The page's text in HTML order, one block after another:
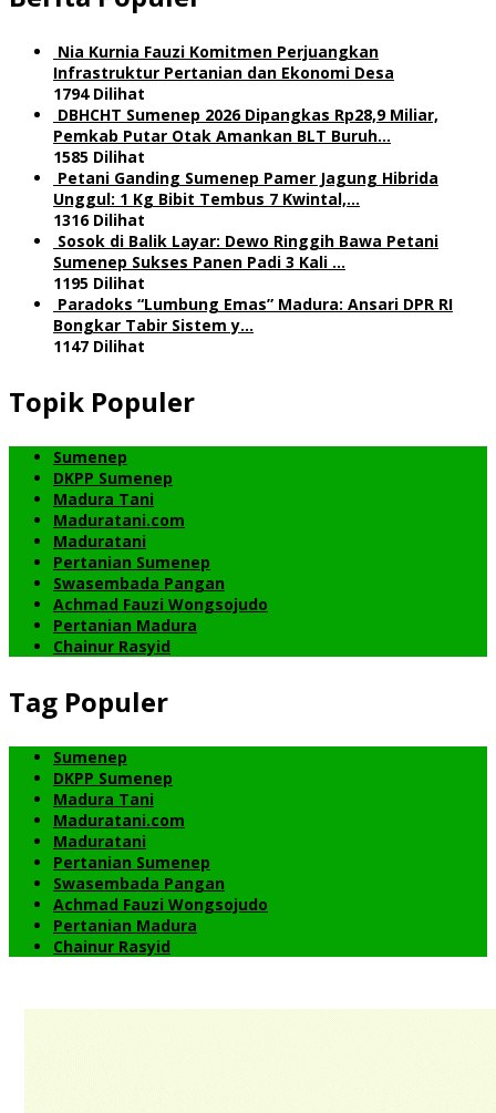
Nia Kurnia Fauzi Komitmen Perjuangkan
Infrastruktur Pertanian dan Ekonomi Desa
1794 Dilihat
DBHCHT Sumenep 2026 Dipangkas Rp28,9 Miliar,
Pemkab Putar Otak Amankan BLT Buruh…
1585 Dilihat
Petani Ganding Sumenep Pamer Jagung Hibrida
Unggul: 1 Kg Bibit Tembus 7 Kwintal,…
1316 Dilihat
Sosok di Balik Layar: Dewo Ringgih Bawa Petani
Sumenep Sukses Panen Padi 3 Kali …
1195 Dilihat
Paradoks “Lumbung Emas” Madura: Ansari DPR RI
Bongkar Tabir Sistem y…
1147 Dilihat
Topik Populer
Sumenep
DKPP Sumenep
Madura Tani
Maduratani.com
Maduratani
Pertanian Sumenep
Swasembada Pangan
Achmad Fauzi Wongsojudo
Pertanian Madura
Chainur Rasyid
Tag Populer
Sumenep
DKPP Sumenep
Madura Tani
Maduratani.com
Maduratani
Pertanian Sumenep
Swasembada Pangan
Achmad Fauzi Wongsojudo
Pertanian Madura
Chainur Rasyid